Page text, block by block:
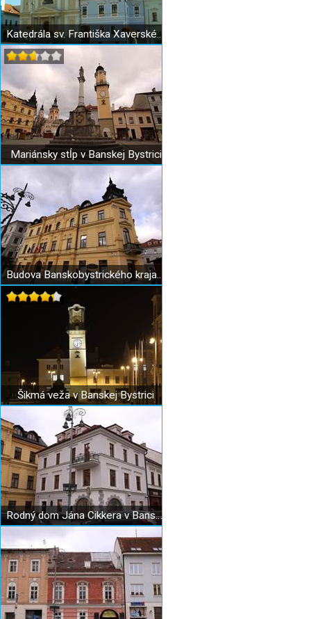
Katedrála sv. Františka Xaverského Banská Bystrica
Mariánsky stĺp v Banskej Bystrici
Budova Banskobystrického kraja - "Vlčí obed"
Šikmá veža v Banskej Bystrici
Rodný dom Jána Cikkera v Banskej Bystrici